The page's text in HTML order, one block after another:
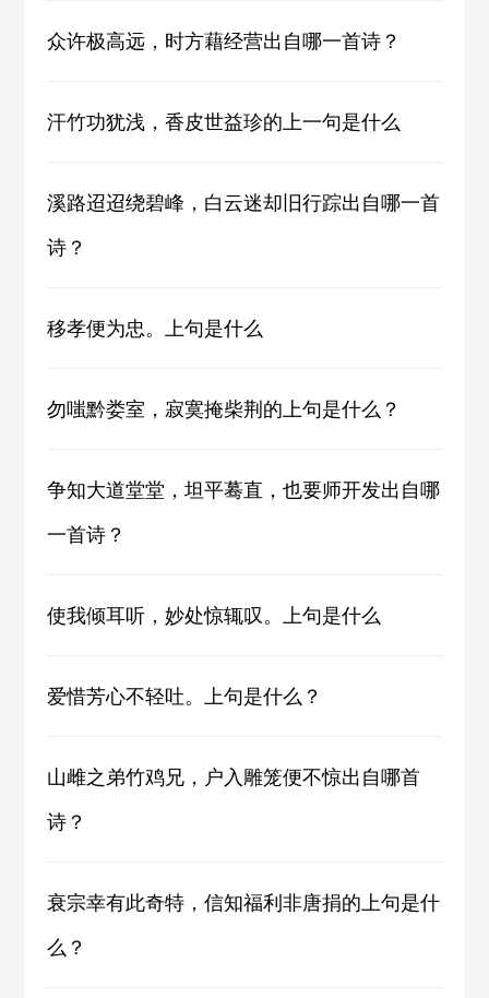
众许极高远，时方藉经营出自哪一首诗？
汗竹功犹浅，香皮世益珍的上一句是什么
溪路迢迢绕碧峰，白云迷却旧行踪出自哪一首
诗？
移孝便为忠。上句是什么
勿嗤黔娄室，寂寞掩柴荆的上句是什么？
争知大道堂堂，坦平蓦直，也要师开发出自哪
一首诗？
使我倾耳听，妙处惊辄叹。上句是什么
爱惜芳心不轻吐。上句是什么？
山雌之弟竹鸡兄，户入雕笼便不惊出自哪首
诗？
衰宗幸有此奇特，信知福利非唐捐的上句是什
么？